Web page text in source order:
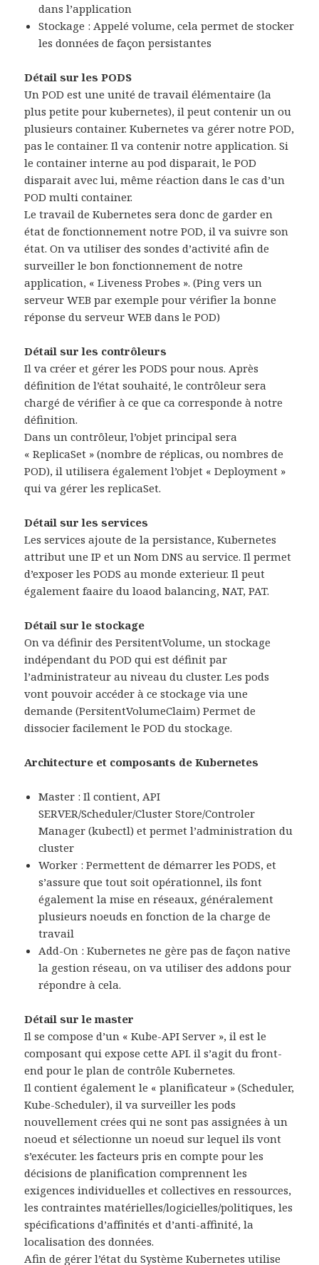
dans l’application
Stockage : Appelé volume, cela permet de stocker
les données de façon persistantes
Détail sur les PODS
Un POD est une unité de travail élémentaire (la
plus petite pour kubernetes), il peut contenir un ou
plusieurs container. Kubernetes va gérer notre POD,
pas le container. Il va contenir notre application. Si
le container interne au pod disparait, le POD
disparait avec lui, même réaction dans le cas d’un
POD multi container.
Le travail de Kubernetes sera donc de garder en
état de fonctionnement notre POD, il va suivre son
état. On va utiliser des sondes d’activité afin de
surveiller le bon fonctionnement de notre
application, « Liveness Probes ». (Ping vers un
serveur WEB par exemple pour vérifier la bonne
réponse du serveur WEB dans le POD)
Détail sur les contrôleurs
Il va créer et gérer les PODS pour nous. Après
définition de l’état souhaité, le contrôleur sera
chargé de vérifier à ce que ca corresponde à notre
définition.
Dans un contrôleur, l’objet principal sera
« ReplicaSet » (nombre de réplicas, ou nombres de
POD), il utilisera également l’objet « Deployment »
qui va gérer les replicaSet.
Détail sur les services
Les services ajoute de la persistance, Kubernetes
attribut une IP et un Nom DNS au service. Il permet
d’exposer les PODS au monde exterieur. Il peut
également faaire du loaod balancing, NAT, PAT.
Détail sur le stockage
On va définir des PersitentVolume, un stockage
indépendant du POD qui est définit par
l’administrateur au niveau du cluster. Les pods
vont pouvoir accéder à ce stockage via une
demande (PersitentVolumeClaim) Permet de
dissocier facilement le POD du stockage.
Architecture et composants de Kubernetes
Master : Il contient, API
SERVER/Scheduler/Cluster Store/Controler
Manager (kubectl) et permet l’administration du
cluster
Worker : Permettent de démarrer les PODS, et
s’assure que tout soit opérationnel, ils font
également la mise en réseaux, généralement
plusieurs noeuds en fonction de la charge de
travail
Add-On : Kubernetes ne gère pas de façon native
la gestion réseau, on va utiliser des addons pour
répondre à cela.
Détail sur le master
Il se compose d’un « Kube-API Server », il est le
composant qui expose cette API. il s’agit du front-
end pour le plan de contrôle Kubernetes.
Il contient également le « planificateur » (Scheduler,
Kube-Scheduler), il va surveiller les pods
nouvellement crées qui ne sont pas assignées à un
noeud et sélectionne un noeud sur lequel ils vont
s’exécuter. les facteurs pris en compte pour les
décisions de planification comprennent les
exigences individuelles et collectives en ressources,
les contraintes matérielles/logicielles/politiques, les
spécifications d’affinités et d’anti-affinité, la
localisation des données.
Afin de gérer l’état du Système Kubernetes utilise